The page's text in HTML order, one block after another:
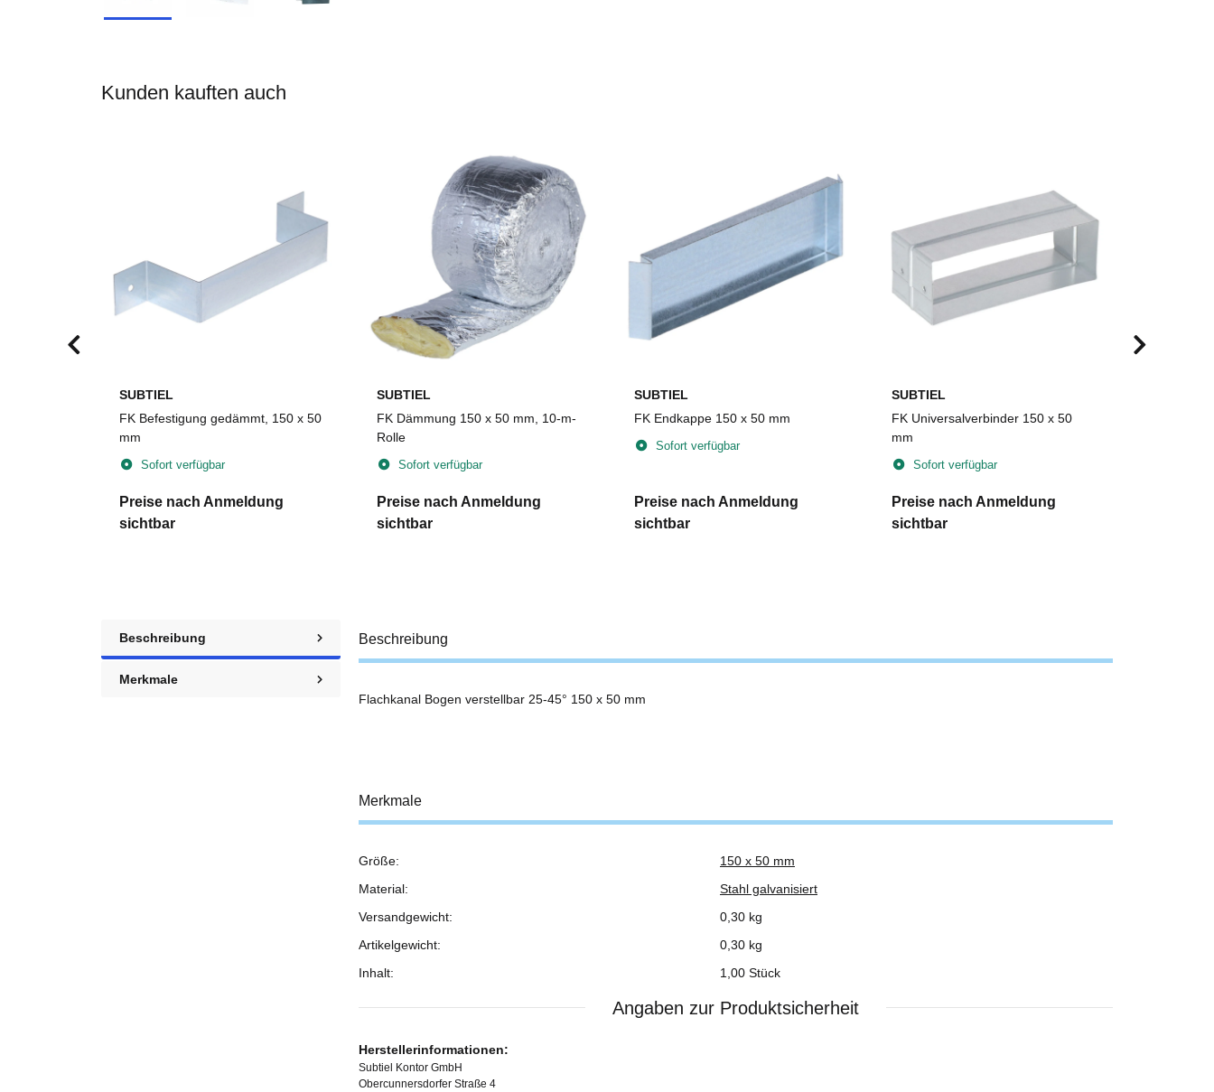
Kunden kauften auch
SUBTIEL
FK Befestigung gedämmt, 150 x 50
mm
Sofort verfügbar
Preise nach Anmeldung
sichtbar
SUBTIEL
FK Dämmung 150 x 50 mm, 10-m-
Rolle
Sofort verfügbar
Preise nach Anmeldung
sichtbar
SUBTIEL
FK Endkappe 150 x 50 mm
Sofort verfügbar
Preise nach Anmeldung
sichtbar
SUBTIEL
FK Universalverbinder 150 x 50
mm
Sofort verfügbar
Preise nach Anmeldung
sichtbar
Beschreibung
Merkmale
Beschreibung
Flachkanal Bogen verstellbar 25-45° 150 x 50 mm
Merkmale
Produkteigenschaft
Wert
Größe:
150 x 50 mm
Material:
Stahl galvanisiert
Versandgewicht:
0,30 kg
Artikelgewicht:
0,30 kg
Inhalt:
1,00 Stück
Angaben zur Produktsicherheit
Herstellerinformationen:
Subtiel Kontor GmbH
Obercunnersdorfer Straße 4